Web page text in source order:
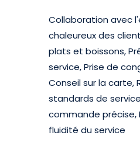
Collaboration avec
chaleureux des
plats et boissons,
service, Prise de
Conseil sur la carte,
standards de
commande précise,
fluidité du service